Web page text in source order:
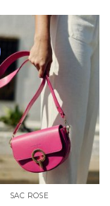
SAC ROSE